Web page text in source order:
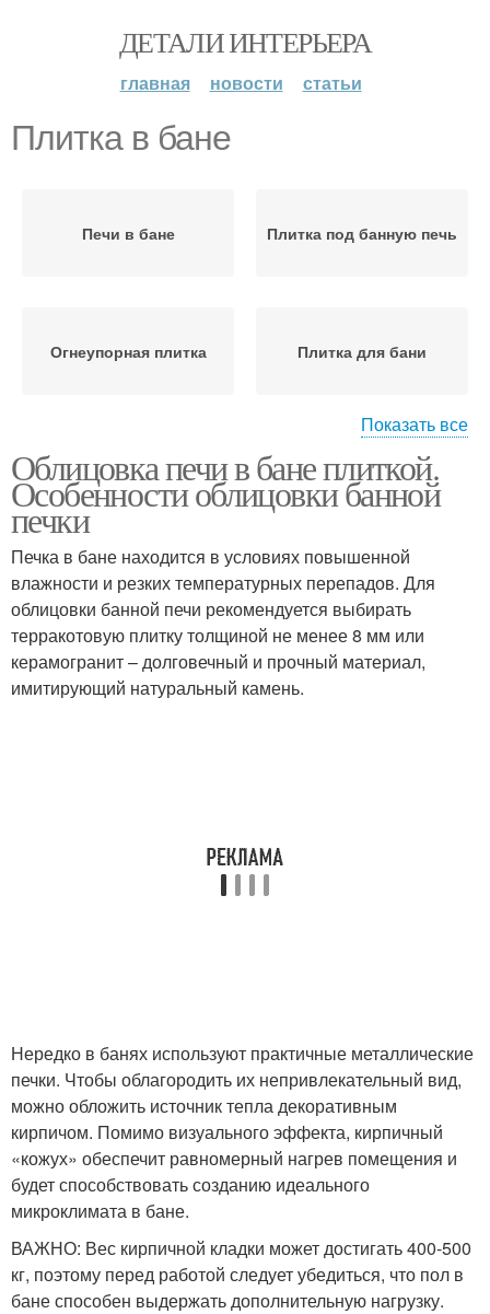
ДЕТАЛИ ИНТЕРЬЕРА
главная новости статьи
Плитка в бане
Печи в бане Плитка под банную печь
Огнеупорная плитка Плитка для бани
Печь в бане Плитки для отделки
Показать все
Облицовка печи в бане плиткой.
Особенности облицовки банной
печки
Печка в бане находится в условиях повышенной
влажности и резких температурных перепадов. Для
облицовки банной печи рекомендуется выбирать
терракотовую плитку толщиной не менее 8 мм или
керамогранит – долговечный и прочный материал,
имитирующий натуральный камень.
Нередко в банях используют практичные металлические
печки. Чтобы облагородить их непривлекательный вид,
можно обложить источник тепла декоративным
кирпичом. Помимо визуального эффекта, кирпичный
«кожух» обеспечит равномерный нагрев помещения и
будет способствовать созданию идеального
микроклимата в бане.
ВАЖНО: Вес кирпичной кладки может достигать 400-500
кг, поэтому перед работой следует убедиться, что пол в
бане способен выдержать дополнительную нагрузку.